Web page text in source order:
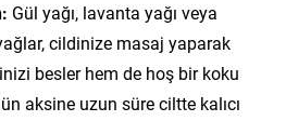
Gül yağı, lavanta yağı veya
cildinize masaj yaparak
besler hem de hoş bir koku
aksine uzun süre ciltte kalıcı